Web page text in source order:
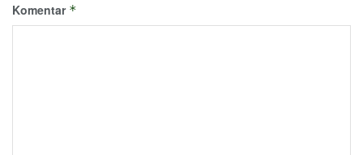
Komentar *